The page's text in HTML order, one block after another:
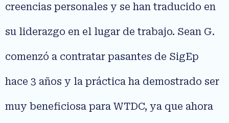
creencias personales y se han traducido en
su liderazgo en el lugar de trabajo. Sean G.
comenzó a contratar pasantes de SigEp
hace 3 años y la práctica ha demostrado ser
muy beneficiosa para WTDC, ya que ahora